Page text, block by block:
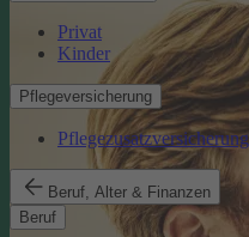
Privat
Kinder
Pflegeversicherung
Pflegezusatzversicherung
Beruf, Alter & Finanzen
Beruf